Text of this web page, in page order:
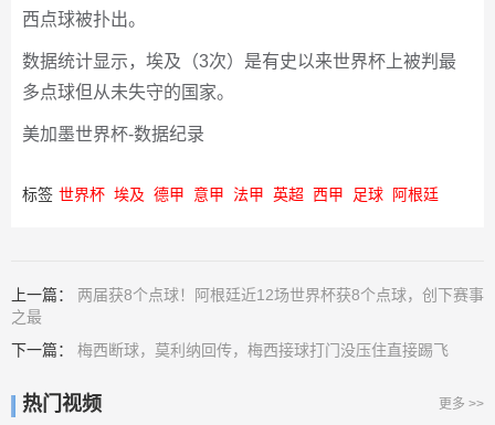
西点球被扑出。
数据统计显示，埃及（3次）是有史以来世界杯上被判最
多点球但从未失守的国家。
美加墨世界杯-数据纪录
标签 世界杯 埃及 德甲 意甲 法甲 英超 西甲 足球 阿根廷
上一篇： 两届获8个点球！阿根廷近12场世界杯获8个点球，创下赛事
之最
下一篇： 梅西断球，莫利纳回传，梅西接球打门没压住直接踢飞
热门视频 更多 >>